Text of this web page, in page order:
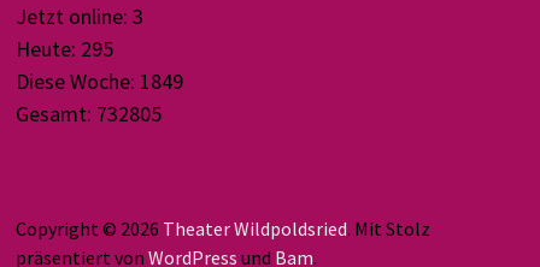
Jetzt online: 3
Heute: 295
Diese Woche: 1849
Gesamt: 732805
Copyright © 2026 Theater Wildpoldsried. Mit Stolz
präsentiert von WordPress und Bam.